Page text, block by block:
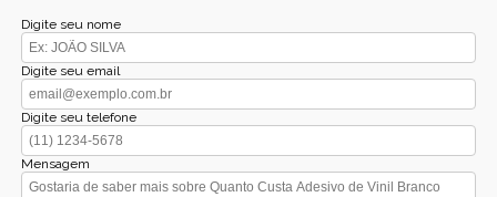
Digite seu nome
Digite seu email
Digite seu telefone
Mensagem